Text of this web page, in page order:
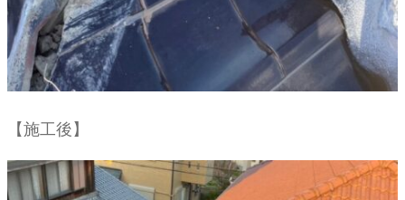
【施工後】